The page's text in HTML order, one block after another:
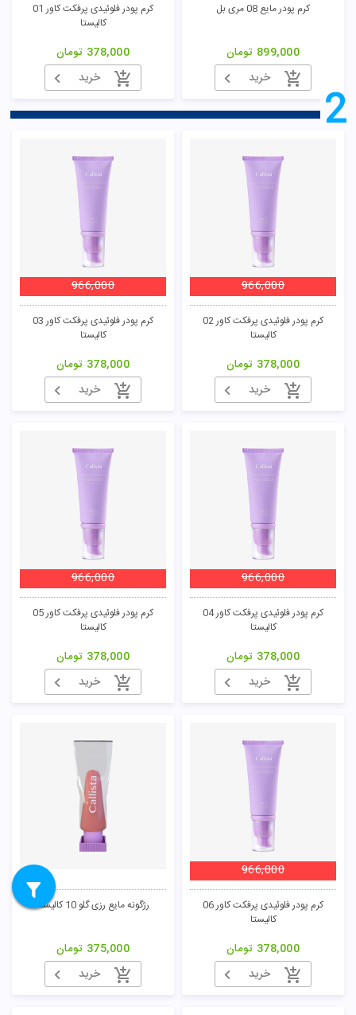
کرم پودر مایع 08 مری بل
899,000 تومان
خرید
کرم پودر فلوئیدی پرفکت کاور 01
کالیستا
378,000 تومان
خرید
2
کرم پودر فلوئیدی پرفکت کاور 02
کالیستا
966,000
378,000 تومان
خرید
کرم پودر فلوئیدی پرفکت کاور 03
کالیستا
966,000
378,000 تومان
خرید
کرم پودر فلوئیدی پرفکت کاور 04
کالیستا
966,000
378,000 تومان
خرید
کرم پودر فلوئیدی پرفکت کاور 05
کالیستا
966,000
378,000 تومان
خرید
کرم پودر فلوئیدی پرفکت کاور 06
کالیستا
966,000
378,000 تومان
خرید
رژگونه مایع رزی گلو 10 کالیستا
375,000 تومان
خرید